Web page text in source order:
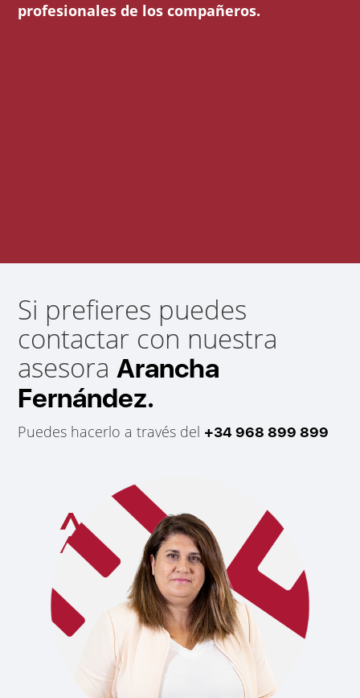
profesionales de los compañeros.
Si prefieres puedes
contactar con nuestra
asesoraArancha
Fernández.
Puedes hacerlo a través del +34 968 899 899